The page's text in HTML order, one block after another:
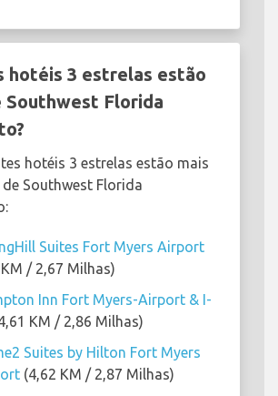
hotéis 3 estrelas estão
Southwest Florida
hotéis 3 estrelas estão mais
Southwest Florida
Suites Fort Myers Airport
/ 2,67 Milhas)
Inn Fort Myers-Airport & I-
KM / 2,86 Milhas)
Suites by Hilton Fort Myers
(4,62 KM / 2,87 Milhas)